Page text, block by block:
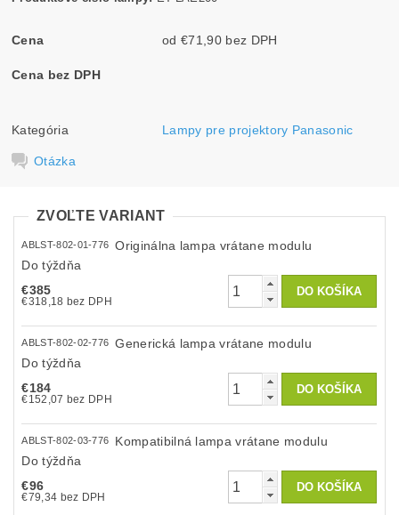
Cena od €71,90 bez DPH
Cena bez DPH
Kategória Lampy pre projektory Panasonic
Otázka
ZVOĽTE VARIANT
ABLST-802-01-776
Originálna lampa vrátane modulu
Do týždňa
€385
€318,18 bez DPH
ABLST-802-02-776
Generická lampa vrátane modulu
Do týždňa
€184
€152,07 bez DPH
ABLST-802-03-776
Kompatibilná lampa vrátane modulu
Do týždňa
€96
€79,34 bez DPH